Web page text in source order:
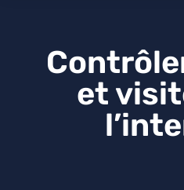
et